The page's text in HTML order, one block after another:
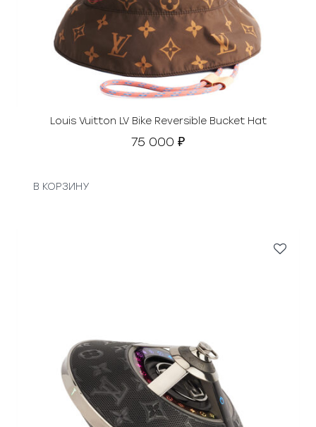
Louis Vuitton LV Bike Reversible Bucket Hat
75 000 ₽
В КОРЗИНУ